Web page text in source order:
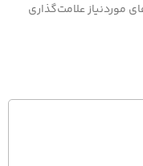
موردنیاز علامت‌گذاری